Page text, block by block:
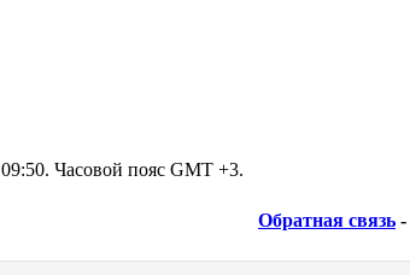
09:50. Часовой пояс GMT +3.
Обратная связь -